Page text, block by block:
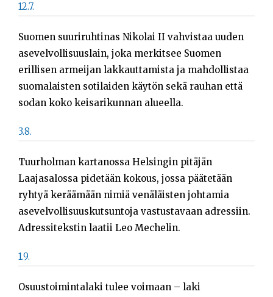
12.7.
Suomen suuriruhtinas Nikolai II vahvistaa uuden
asevelvollisuuslain, joka merkitsee Suomen
erillisen armeijan lakkauttamista ja mahdollistaa
suomalaisten sotilaiden käytön sekä rauhan että
sodan koko keisarikunnan alueella.
3.8.
Tuurholman kartanossa Helsingin pitäjän
Laajasalossa pidetään kokous, jossa päätetään
ryhtyä keräämään nimiä venäläisten johtamia
asevelvollisuuskutsuntoja vastustavaan adressiin.
Adressitekstin laatii Leo Mechelin.
1.9.
Osuustoimintalaki tulee voimaan – laki